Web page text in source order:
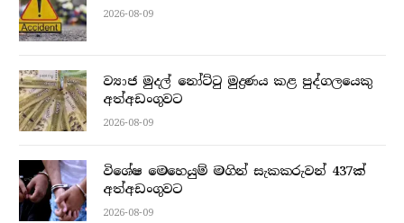
2026-08-09
ව්‍යාජ මුදල් නෝට්ටු මුද්‍රණය කළ පුද්ගලයෙකු
අත්අඩංගුවට
2026-08-09
විශේෂ මෙහෙයුම් මගින් සැකකරුවන් 437ක්
අත්අඩංගුවට
2026-08-09